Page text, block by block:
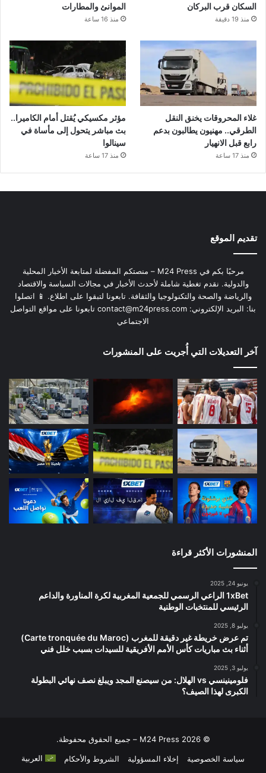
السكان قرب البركان
منذ 19 دقيقة
الموانئ والمطارات
منذ 16 ساعة
غلاء المحروقات يخنق النقل
الطرقي.. مهنيون يطالبون بدعم
رابع قبل الانهيار
منذ 17 ساعة
مؤثر مكسيكي يُقتل أمام الكاميرا..
بث مباشر يتحول إلى مأساة في
سينالوا
منذ 17 ساعة
تقديم الموقع
مرحبًا بكم في M24 Press – منصتكم المفضلة لمتابعة الأخبار المحلية
والدولية. نقدم تغطية شاملة لأحدث الأخبار في مجالات السياسة والاقتصاد
والرياضة والصحة والتكنولوجيا والثقافة. تابعونا لتبقوا على اطلاع. 📱 اتصلوا
بنا: البريد الإلكتروني: contact@m24press.com تابعونا على مواقع التواصل
الاجتماعي
آخر التعديلات التي أُجريت على المنشورات
المنشورات الأكثر قراءة
يونيو 24, 2025
1xBet الراعي الرسمي للجمعية المغربية لكرة المناورة والداعم
الرئيسي للمنتخبات الوطنية
يوليو 8, 2025
تم عرض خريطة غير دقيقة للمغرب (Carte tronquée du Maroc)
أثناء بث مباريات كأس الأمم الأفريقية للسيدات بسبب خلل فني
يوليو 3, 2025
فلومينينسي vs الهلال: من سيصنع المجد ويبلغ نصف نهائي البطولة
الكبرى لهذا الصيف؟
© 2026 M24 Press – جميع الحقوق محفوظة.
سياسة الخصوصية إخلاء المسؤولية الشروط والأحكام العربية